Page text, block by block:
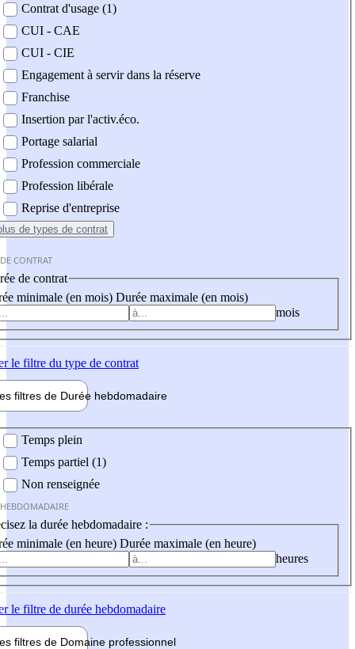
Contrat d'usage (1)
CUI - CAE
CUI - CIE
Engagement à servir dans la réserve
Franchise
Insertion par l'activ.éco.
Portage salarial
Profession commerciale
Profession libérale
Reprise d'entreprise
de types de contrat
CONTRAT
de contrat
minimale (en mois) Durée maximale (en mois)
mois
le filtre du type de contrat
filtres de Durée hebdomadaire
Temps plein
Temps partiel (1)
Non renseignée
la durée hebdomadaire :
minimale (en heure) Durée maximale (en heure)
heures
le filtre de durée hebdomadaire
filtres de Domaine professionnel